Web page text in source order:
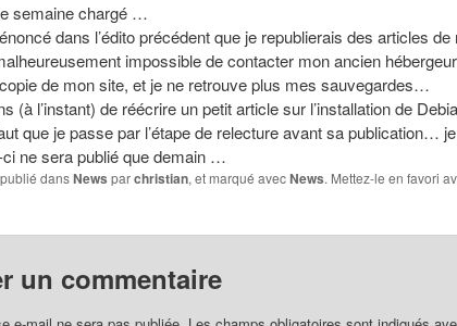
semaine chargé …
dans l’édito précédent que je republierais des articles de
impossible de contacter mon ancien
de mon site, et je ne retrouve plus mes sauvegardes…
(à l’instant) de réécrire un petit article sur l’installation de
que je passe par l’étape de relecture avant sa publication…
ne sera publié que demain …
dansNews parchristian, et marqué avecNews. Mettez-le en favori
un commentaire